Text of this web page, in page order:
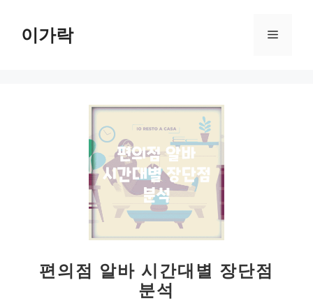
이가락 메
편의점 알바 시간대별 장단점
분석